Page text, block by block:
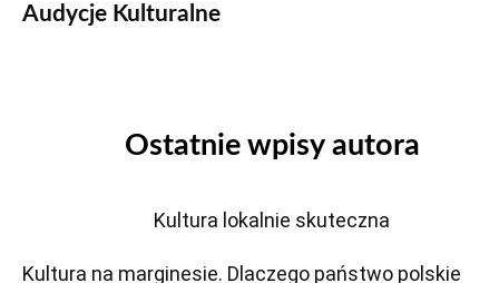
Audycje Kulturalne
Ostatnie wpisy autora
Kultura lokalnie skuteczna
Kultura na marginesie. Dlaczego państwo polskie